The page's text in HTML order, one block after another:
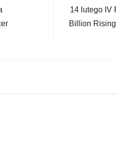
14 lutego IV
Billion